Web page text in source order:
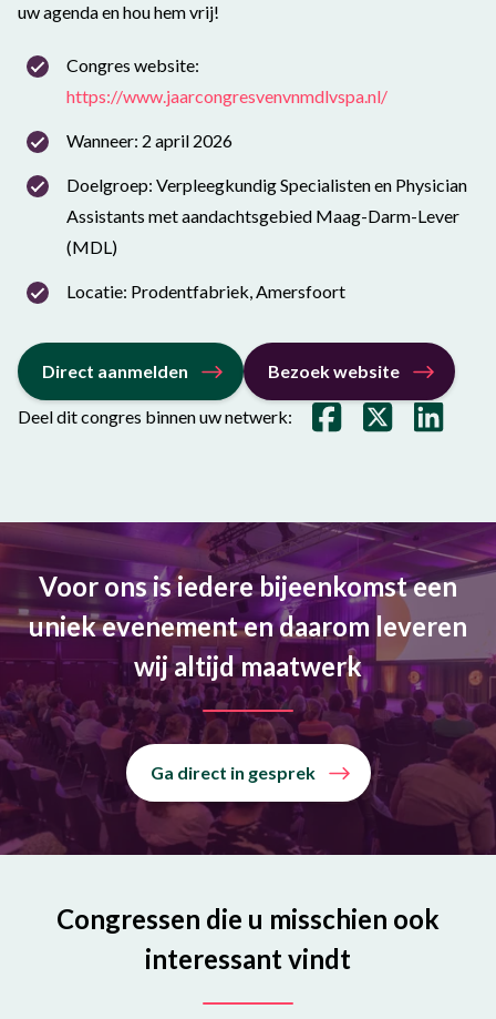
uw agenda en hou hem vrij!
Congres website:
https://www.jaarcongresvenvnmdlvspa.nl/
Wanneer: 2 april 2026
Doelgroep: Verpleegkundig Specialisten en Physician
Assistants met aandachtsgebied Maag-Darm-Lever
(MDL)
Locatie: Prodentfabriek, Amersfoort
Direct aanmelden Bezoek website
Deel dit congres binnen uw netwerk:
Voor ons is iedere bijeenkomst een
uniek evenement en daarom leveren
wij altijd maatwerk
Ga direct in gesprek
Congressen die u misschien ook
interessant vindt